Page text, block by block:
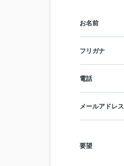
お名前
フリガナ
電話
メールアドレス
要望